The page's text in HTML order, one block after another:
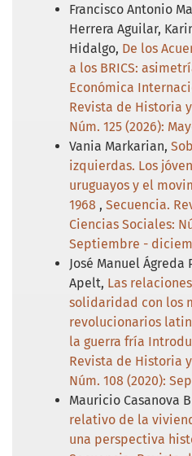
Francisco Antonio
Herrera Aguilar,
Hidalgo, De los
a los BRICS:
Económica
Revista de Historia
Núm. 125 (2026):
Vania Markarian,
izquierdas. Los
uruguayos y el
1968 , Secuencia.
Ciencias Sociales:
Septiembre -
José Manuel
Apelt, Las
solidaridad con los
revolucionarios
la guerra fría
Revista de Historia
Núm. 108 (2020):
Mauricio Casanova
relativo de la
una perspectiva